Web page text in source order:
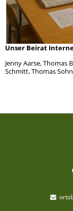
Unser Beirat
Jenny Aarse,
Schmitt, Thomas